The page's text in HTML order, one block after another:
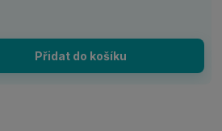
Přidat do košíku